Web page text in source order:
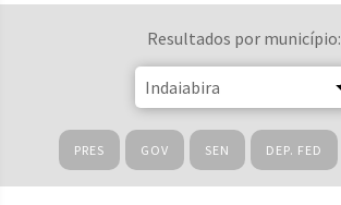
Resultados por município:
PRES GOV SEN DEP. FED